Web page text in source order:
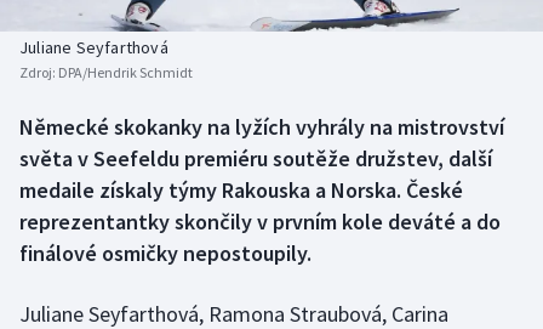
Boby a skeleton
Box
Curling
Dostihy
Aplikace ČT sport
AZ kvíz
Juliane Seyfarthová
Zdroj: DPA/Hendrik Schmidt
Německé skokanky na lyžích vyhrály na mistrovství
světa v Seefeldu premiéru soutěže družstev, další
medaile získaly týmy Rakouska a Norska. České
reprezentantky skončily v prvním kole deváté a do
finálové osmičky nepostoupily.
Juliane Seyfarthová, Ramona Straubová, Carina